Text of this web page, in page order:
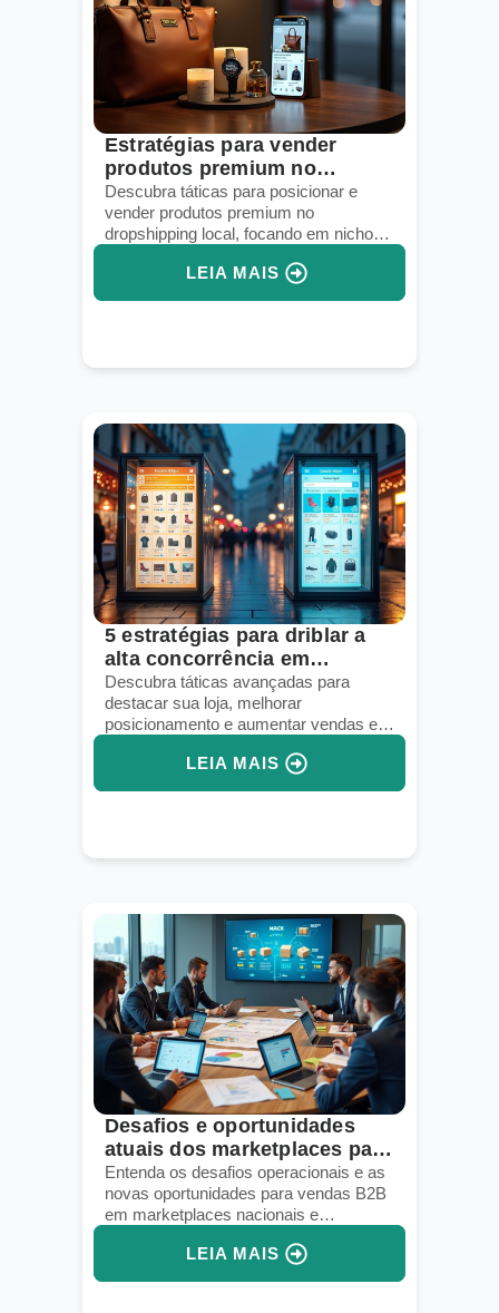
Estratégias para vender
produtos premium no
dropshipping local
Descubra táticas para posicionar e
vender produtos premium no
dropshipping local, focando em nichos
LEIA MAIS
5 estratégias para driblar a
alta concorrência em
marketplaces
Descubra táticas avançadas para
destacar sua loja, melhorar
posicionamento e aumentar vendas em
LEIA MAIS
Desafios e oportunidades
atuais dos marketplaces para
vendas B2B
Entenda os desafios operacionais e as
novas oportunidades para vendas B2B
em marketplaces nacionais e
LEIA MAIS